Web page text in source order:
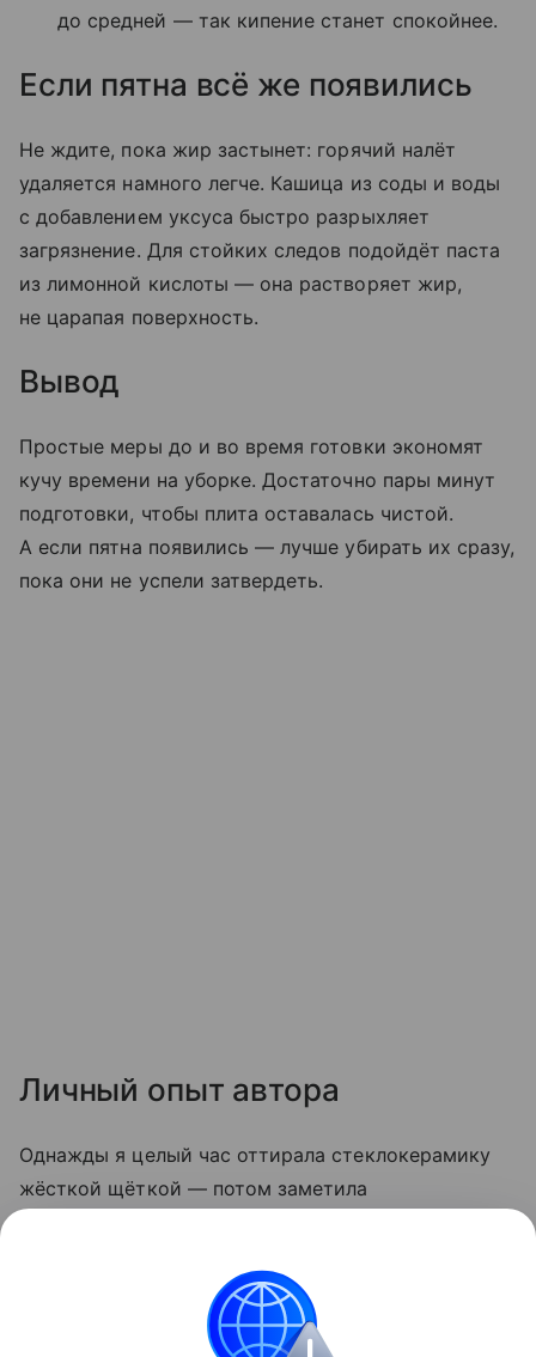
до средней — так кипение станет спокойнее.
Если пятна всё же появились
Не ждите, пока жир застынет: горячий налёт
удаляется намного легче. Кашица из соды и воды
с добавлением уксуса быстро разрыхляет
загрязнение. Для стойких следов подойдёт паста
из лимонной кислоты — она растворяет жир,
не царапая поверхность.
Вывод
Простые меры до и во время готовки экономят
кучу времени на уборке. Достаточно пары минут
подготовки, чтобы плита оставалась чистой.
А если пятна появились — лучше убирать их сразу,
пока они не успели затвердеть.
Личный опыт автора
Однажды я целый час оттирала стеклокерамику
жёсткой щёткой — потом заметила
стороной губки и содой. Теперь плита выглядит
опрятно даже после самых «бурных» блюд.